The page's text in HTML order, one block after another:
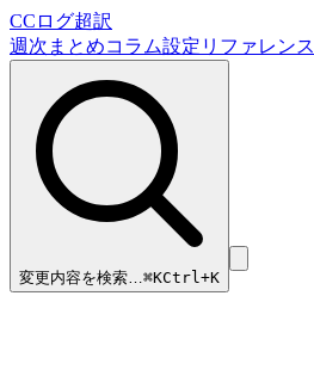
CCログ超訳
週次まとめコラム設定リファレンス
変更内容を検索…⌘KCtrl+K